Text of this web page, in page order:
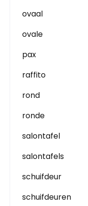
ovaal
ovale
pax
raffito
rond
ronde
salontafel
salontafels
schuifdeur
schuifdeuren